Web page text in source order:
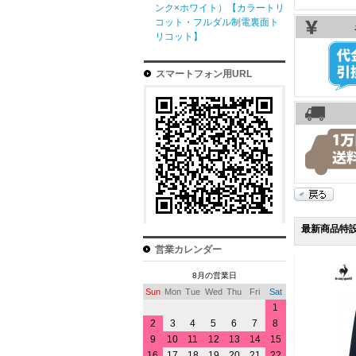
最新商品特
ンク×ホワイト）【カラートリ
コット・フルダル制電裏面ト
リコット】
スマートフォン用URL
営業カレンダー
8月の営業日
Sun Mon Tue Wed Thu Fri Sat
1
2
3 4 5 6 7
8
9
10 11 12 13 14
15